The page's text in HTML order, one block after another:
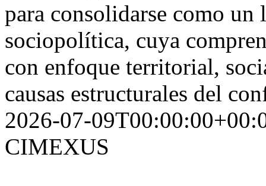
para consolidarse como
sociopolítica, cuya
con enfoque territorial,
causas estructurales del
2026-07-
CIMEXUS